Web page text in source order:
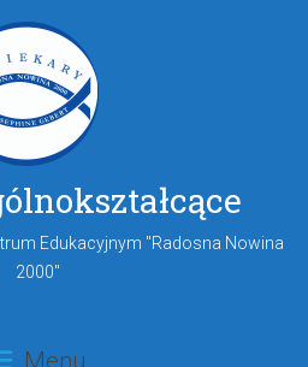
Edukacyjnym "Radosna Nowina
2000"
Menu